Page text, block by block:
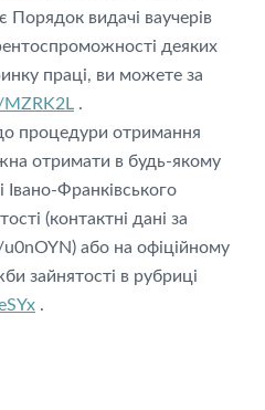
видачі ваучерів
деяких
праці, ви можете за
.
процедури отримання
отримати в будь-якому
Івано-Франківського
(контактні дані за
або на офіційному
зайнятості в рубриці
.